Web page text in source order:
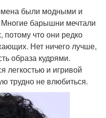
были модными и
Многие барышни мечтали
потому что они редко
Нет ничего лучше,
образа кудрями.
легкостью и игривой
трудно не влюбиться.